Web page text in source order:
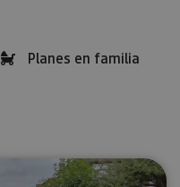
Planes en familia